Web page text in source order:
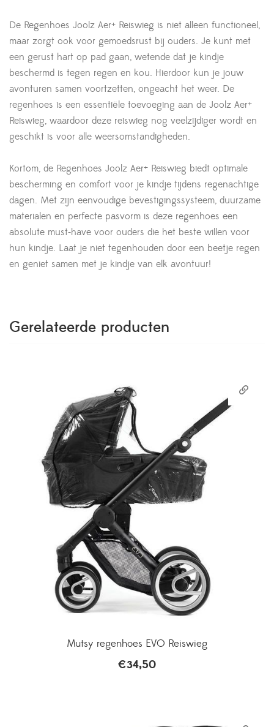
De Regenhoes Joolz Aer+ Reiswieg is niet alleen functioneel,
maar zorgt ook voor gemoedsrust bij ouders. Je kunt met
een gerust hart op pad gaan, wetende dat je kindje
beschermd is tegen regen en kou. Hierdoor kun je jouw
avonturen samen voortzetten, ongeacht het weer. De
regenhoes is een essentiële toevoeging aan de Joolz Aer+
Reiswieg, waardoor deze reiswieg nog veelzijdiger wordt en
geschikt is voor alle weersomstandigheden.
Kortom, de Regenhoes Joolz Aer+ Reiswieg biedt optimale
bescherming en comfort voor je kindje tijdens regenachtige
dagen. Met zijn eenvoudige bevestigingssysteem, duurzame
materialen en perfecte pasvorm is deze regenhoes een
absolute must-have voor ouders die het beste willen voor
hun kindje. Laat je niet tegenhouden door een beetje regen
en geniet samen met je kindje van elk avontuur!
Gerelateerde producten
Mutsy regenhoes EVO Reiswieg
€34,50